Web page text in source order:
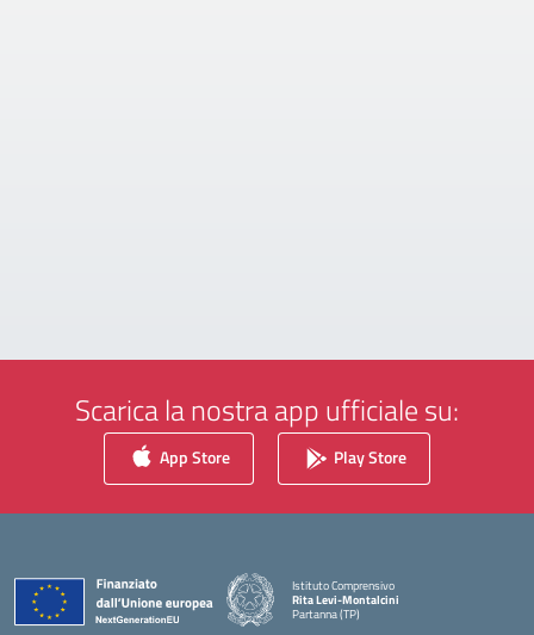
Scarica la nostra app ufficiale su:
App Store Play Store
Istituto Comprensivo
Rita Levi-Montalcini
Partanna (TP)